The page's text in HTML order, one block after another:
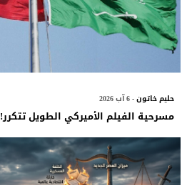
حليم خاتون- 6 آب 2026
مسرحية الفيلم الأميركي الطويل تتكرر!